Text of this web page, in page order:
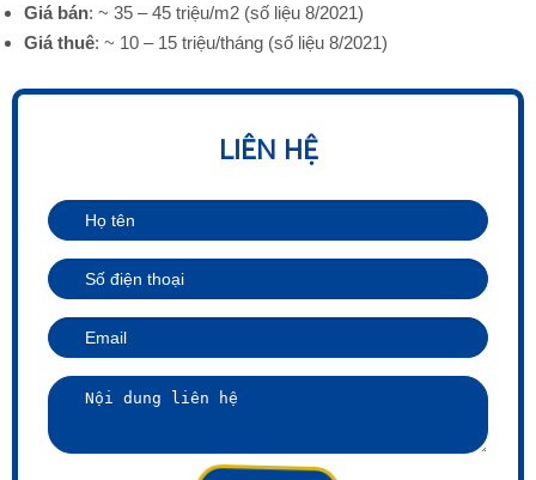
Giá bán: ~ 35 – 45 triệu/m2 (số liệu 8/2021)
Giá thuê: ~ 10 – 15 triệu/tháng (số liệu 8/2021)
LIÊN HỆ